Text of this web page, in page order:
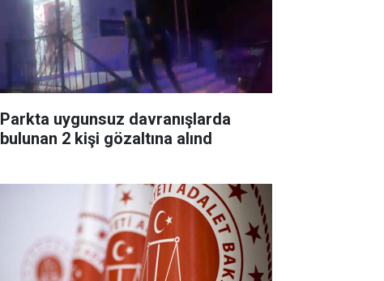
Parkta uygunsuz davranışlarda
bulunan 2 kişi gözaltına alınd